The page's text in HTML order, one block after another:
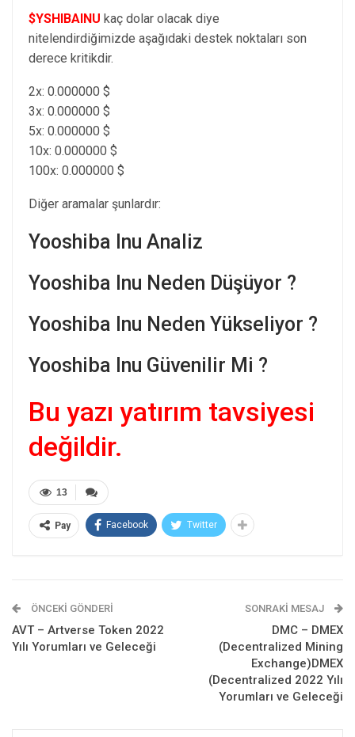
$YSHIBAINU kaç dolar olacak diye
nitelendirdiğimizde aşağıdaki destek noktaları son
derece kritikdir.
2x: 0.000000 $
3x: 0.000000 $
5x: 0.000000 $
10x: 0.000000 $
100x: 0.000000 $
Diğer aramalar şunlardır:
Yooshiba Inu Analiz
Yooshiba Inu Neden Düşüyor ?
Yooshiba Inu Neden Yükseliyor ?
Yooshiba Inu Güvenilir Mi ?
Bu yazı yatırım tavsiyesi
değildir.
13
Pay Facebook Twitter
ÖNCEKI GÖNDERI
AVT – Artverse Token 2022
Yılı Yorumları ve Geleceği
SONRAKI MESAJ
DMC – DMEX
(Decentralized Mining
Exchange)DMEX
(Decentralized 2022 Yılı
Yorumları ve Geleceği